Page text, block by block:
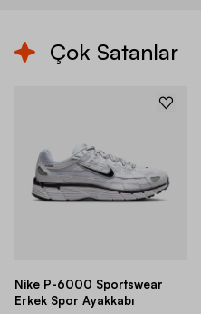
Çok Satanlar
Nike P-6000 Sportswear
Erkek Spor Ayakkabı